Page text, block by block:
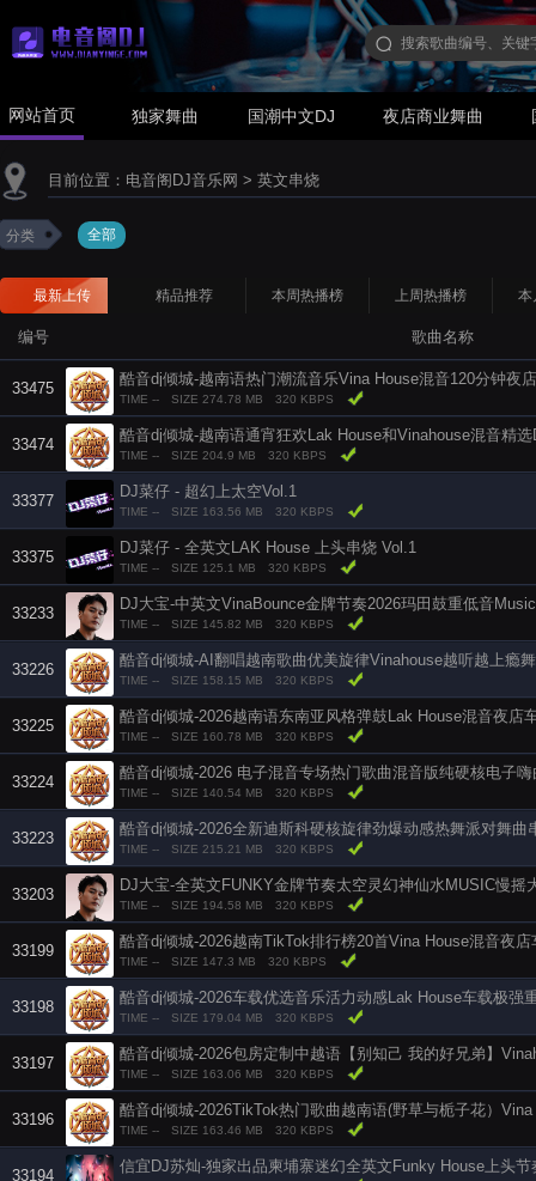
网站首页 独家舞曲 国潮中文DJ 夜店商业舞曲
目前位置： 电音阁DJ音乐网 > 英文串烧
分类 全部
最新上传 精品推荐 本周热播榜 上周热播榜 本
编号 歌曲名称
33475
TIME -- SIZE 274.78 MB 320 KBPS
33474
酷音dj倾城-越南语通宵狂欢Lak House和Vinahouse混音精
TIME -- SIZE 204.9 MB 320 KBPS
33377
DJ菜仔 - 超幻上太空Vol.1
TIME -- SIZE 163.56 MB 320 KBPS
33375
DJ菜仔 - 全英文LAK House 上头串烧 Vol.1
TIME -- SIZE 125.1 MB 320 KBPS
33233
DJ大宝-中英文VinaBounce金牌节奏2026玛田鼓重低音
TIME -- SIZE 145.82 MB 320 KBPS
33226
酷音dj倾城-AI翻唱越南歌曲优美旋律Vinahouse越听越上瘾
TIME -- SIZE 158.15 MB 320 KBPS
33225
酷音dj倾城-2026越南语东南亚风格弹鼓Lak House混音夜店
TIME -- SIZE 160.78 MB 320 KBPS
33224
酷音dj倾城-2026 电子混音专场热门歌曲混音版纯硬核电子
TIME -- SIZE 140.54 MB 320 KBPS
33223
酷音dj倾城-2026全新迪斯科硬核旋律劲爆动感热舞派对舞曲
TIME -- SIZE 215.21 MB 320 KBPS
33203
DJ大宝-全英文FUNKY金牌节奏太空灵幻神仙水MUSIC慢摇
TIME -- SIZE 194.58 MB 320 KBPS
33199
酷音dj倾城-2026越南TikTok排行榜20首Vina House混音夜
TIME -- SIZE 147.3 MB 320 KBPS
33198
酷音dj倾城-2026车载优选音乐活力动感Lak House车载极强
TIME -- SIZE 179.04 MB 320 KBPS
33197
TIME -- SIZE 163.06 MB 320 KBPS
33196
TIME -- SIZE 163.46 MB 320 KBPS
33194
信宜DJ苏灿-独家出品柬埔寨迷幻全英文Funky House上头节